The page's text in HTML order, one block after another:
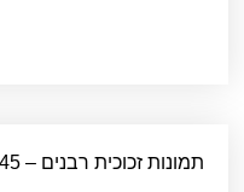
תמונות זכוכית רבנים – RABI-45